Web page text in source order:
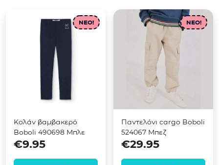
NEO!
Κολάν βαμβακερό
Boboli 490698 Μπλε
€9.95
NEO!
Παντελόνι cargo Boboli
524067 Μπεζ
€29.95